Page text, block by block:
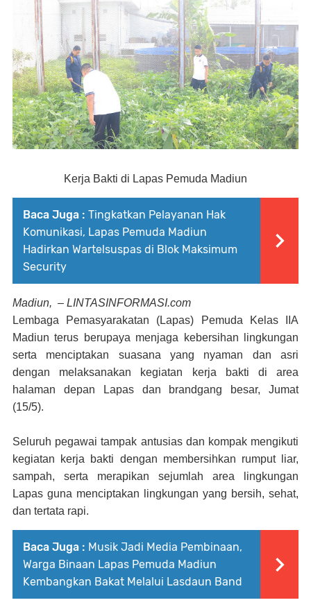
Kerja Bakti di Lapas Pemuda Madiun
Baca Juga : Tingkatkan Pelayanan Hak
Komunikasi, Lapas Pemuda Madiun
Hadirkan Wartelsuspas di Blok Maksimum
Security
Madiun, – LINTASINFORMASI.com
Lembaga Pemasyarakatan (Lapas) Pemuda Kelas IIA
Madiun terus berupaya menjaga kebersihan lingkungan
serta menciptakan suasana yang nyaman dan asri
dengan melaksanakan kegiatan kerja bakti di area
halaman depan Lapas dan brandgang besar, Jumat
(15/5).
Seluruh pegawai tampak antusias dan kompak mengikuti
kegiatan kerja bakti dengan membersihkan rumput liar,
sampah, serta merapikan sejumlah area lingkungan
Lapas guna menciptakan lingkungan yang bersih, sehat,
dan tertata rapi.
Baca Juga : Musik Jadi Media Pembinaan,
Warga Binaan Lapas Pemuda Madiun
Kembangkan Bakat Melalui Lasdaun Band